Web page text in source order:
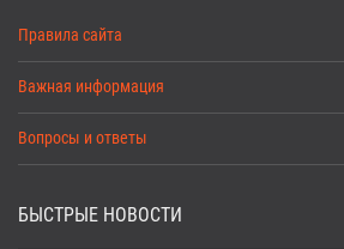
Правила сайта
Важная информация
Вопросы и ответы
БЫСТРЫЕ НОВОСТИ